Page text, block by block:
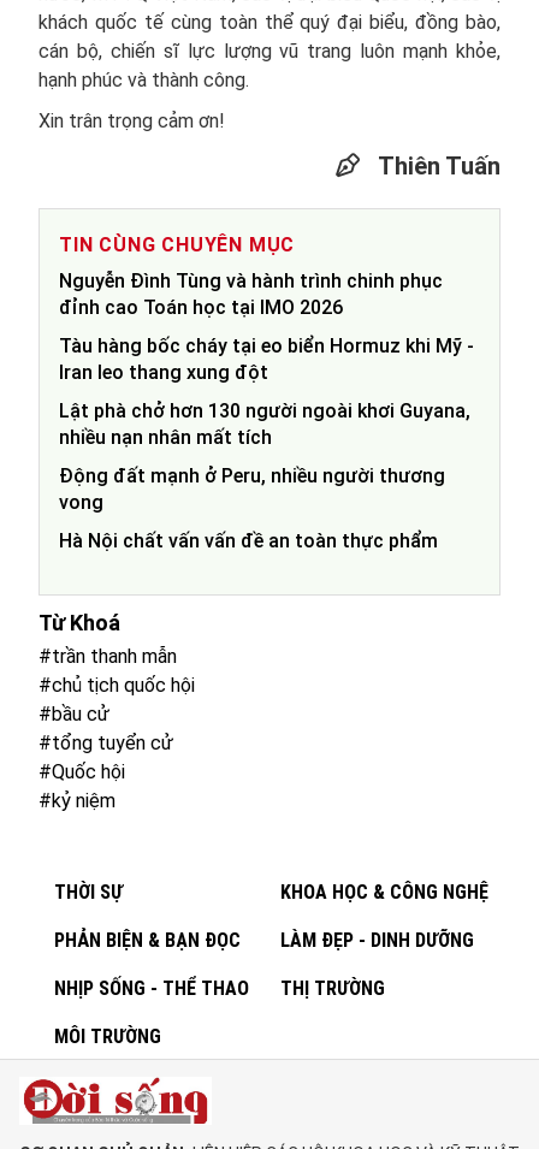
khách quốc tế cùng toàn thể quý đại biểu, đồng bào,
cán bộ, chiến sĩ lực lượng vũ trang luôn mạnh khỏe,
hạnh phúc và thành công.
Xin trân trọng cảm ơn!
Thiên Tuấn
TIN CÙNG CHUYÊN MỤC
Nguyễn Đình Tùng và hành trình chinh phục
đỉnh cao Toán học tại IMO 2026
Tàu hàng bốc cháy tại eo biển Hormuz khi Mỹ -
Iran leo thang xung đột
Lật phà chở hơn 130 người ngoài khơi Guyana,
nhiều nạn nhân mất tích
Động đất mạnh ở Peru, nhiều người thương
vong
Hà Nội chất vấn vấn đề an toàn thực phẩm
Từ Khoá
#trần thanh mẫn
#chủ tịch quốc hội
#bầu cử
#tổng tuyển cử
#Quốc hội
#kỷ niệm
THỜI SỰ KHOA HỌC & CÔNG NGHỆ
PHẢN BIỆN & BẠN ĐỌC LÀM ĐẸP - DINH DƯỠNG
NHỊP SỐNG - THỂ THAO THỊ TRƯỜNG
MÔI TRƯỜNG